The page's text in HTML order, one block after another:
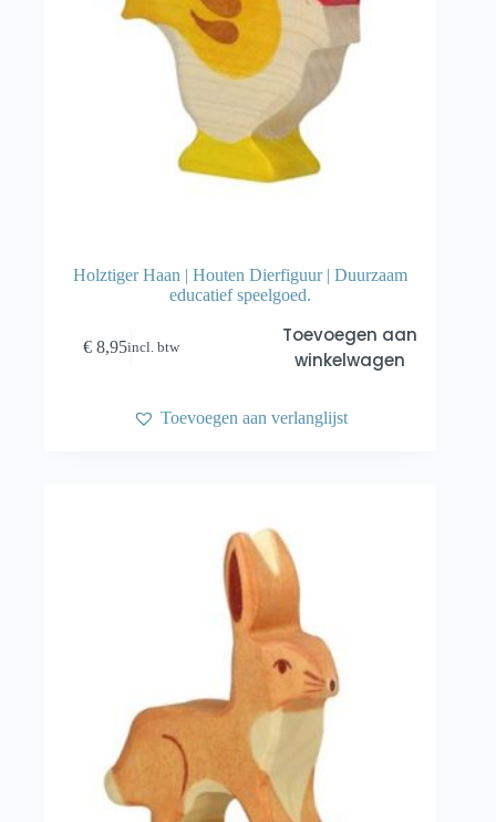
Holztiger Haan | Houten Dierfiguur | Duurzaam
educatief speelgoed.
€ 8,95incl. btw
Toevoegen aan
winkelwagen
Toevoegen aan verlanglijst